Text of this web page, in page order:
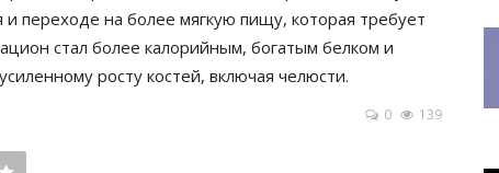
переходе на более мягкую пищу, которая требует
стал более калорийным, богатым белком и
росту костей, включая челюсти.
0 139